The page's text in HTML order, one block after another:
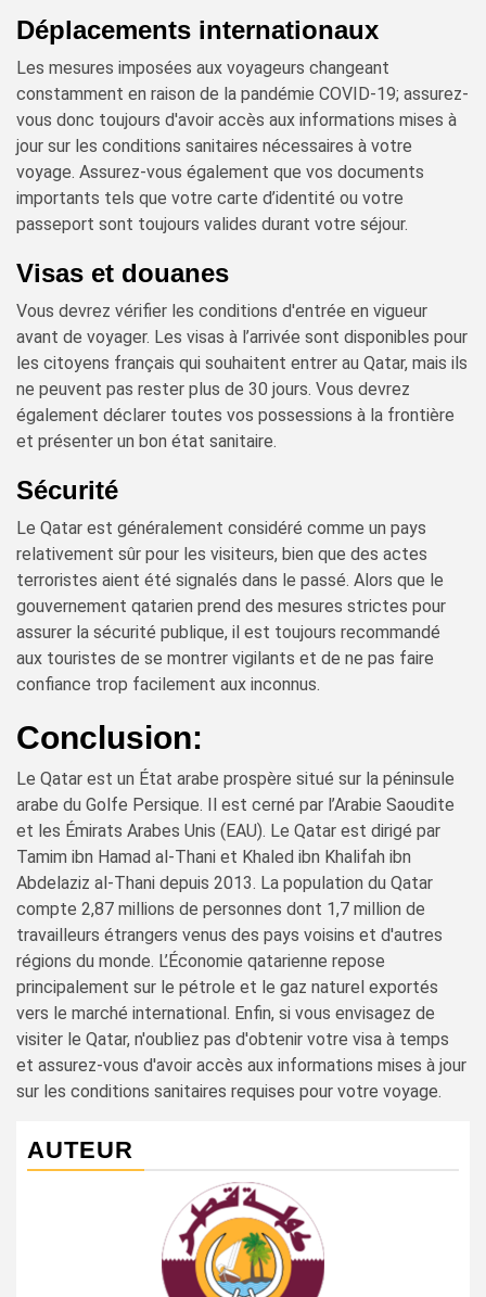
Déplacements internationaux
Les mesures imposées aux voyageurs changeant
constamment en raison de la pandémie COVID-19; assurez-
vous donc toujours d'avoir accès aux informations mises à
jour sur les conditions sanitaires nécessaires à votre
voyage. Assurez-vous également que vos documents
importants tels que votre carte d’identité ou votre
passeport sont toujours valides durant votre séjour.
Visas et douanes
Vous devrez vérifier les conditions d'entrée en vigueur
avant de voyager. Les visas à l’arrivée sont disponibles pour
les citoyens français qui souhaitent entrer au Qatar, mais ils
ne peuvent pas rester plus de 30 jours. Vous devrez
également déclarer toutes vos possessions à la frontière
et présenter un bon état sanitaire.
Sécurité
Le Qatar est généralement considéré comme un pays
relativement sûr pour les visiteurs, bien que des actes
terroristes aient été signalés dans le passé. Alors que le
gouvernement qatarien prend des mesures strictes pour
assurer la sécurité publique, il est toujours recommandé
aux touristes de se montrer vigilants et de ne pas faire
confiance trop facilement aux inconnus.
Conclusion:
Le Qatar est un État arabe prospère situé sur la péninsule
arabe du Golfe Persique. Il est cerné par l’Arabie Saoudite
et les Émirats Arabes Unis (EAU). Le Qatar est dirigé par
Tamim ibn Hamad al-Thani et Khaled ibn Khalifah ibn
Abdelaziz al-Thani depuis 2013. La population du Qatar
compte 2,87 millions de personnes dont 1,7 million de
travailleurs étrangers venus des pays voisins et d'autres
régions du monde. L’Économie qatarienne repose
principalement sur le pétrole et le gaz naturel exportés
vers le marché international. Enfin, si vous envisagez de
visiter le Qatar, n'oubliez pas d'obtenir votre visa à temps
et assurez-vous d'avoir accès aux informations mises à jour
sur les conditions sanitaires requises pour votre voyage.
AUTEUR